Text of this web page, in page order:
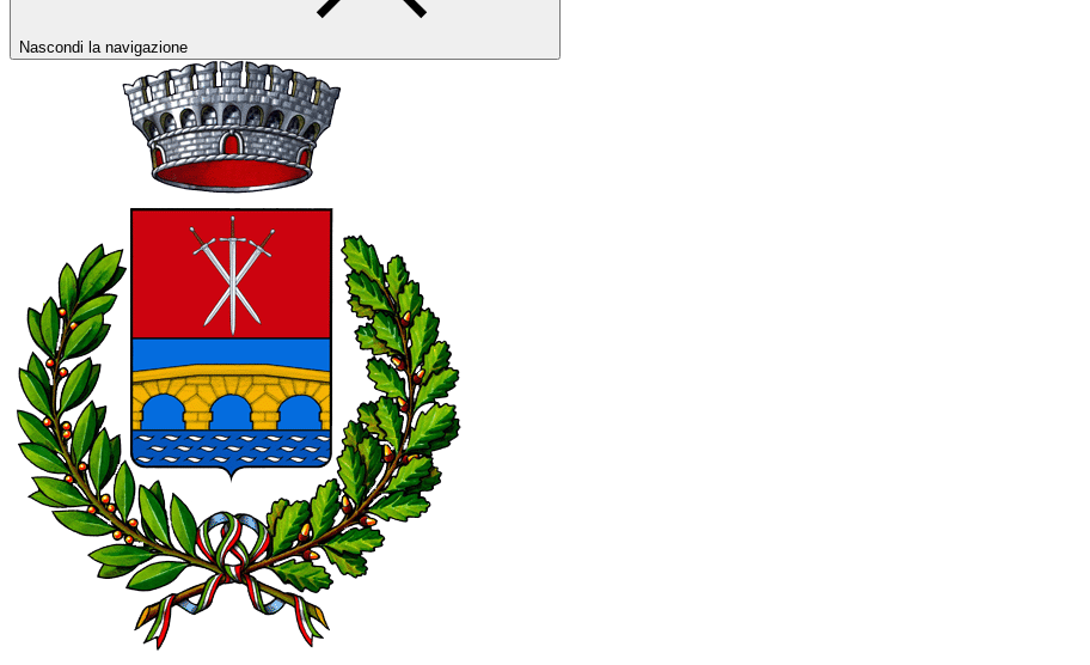
Nascondi la navigazione